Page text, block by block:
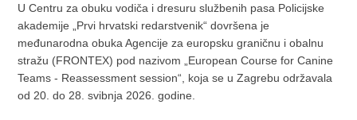
U Centru za obuku vodiča i dresuru službenih pasa Policijske
akademije „Prvi hrvatski redarstvenik“ dovršena je
međunarodna obuka Agencije za europsku graničnu i obalnu
stražu (FRONTEX) pod nazivom „European Course for Canine
Teams - Reassessment session“, koja se u Zagrebu održavala
od 20. do 28. svibnja 2026. godine.